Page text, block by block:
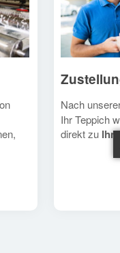
Nach
Ihr Teppich
direkt zu